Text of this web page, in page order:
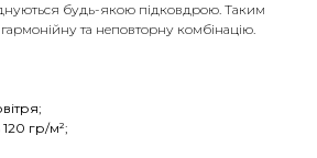
будь-якою підковдрою. Таким
та неповторну комбінацію.
гр/м²;